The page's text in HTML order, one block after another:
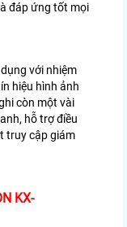
đáp ứng tốt mọi
với nhiệm
hiệu hình ảnh
còn một vài
hỗ trợ điều
truy cập giám
KX-